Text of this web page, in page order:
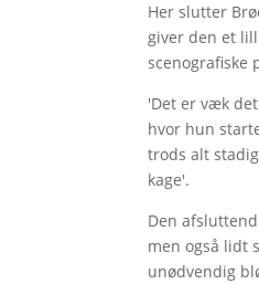
Her slutter
giver den et
scenografiske
'Det er væk
hvor hun
trods alt
kage'.
Den
men også lidt
unødvendig